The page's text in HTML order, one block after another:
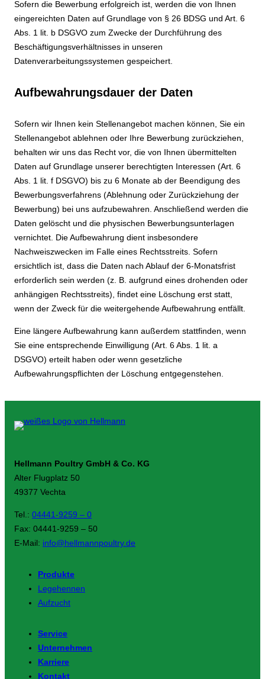
Sofern die Bewerbung erfolgreich ist, werden die von Ihnen
eingereichten Daten auf Grundlage von § 26 BDSG und Art. 6
Abs. 1 lit. b DSGVO zum Zwecke der Durchführung des
Beschäftigungsverhältnisses in unseren
Datenverarbeitungssystemen gespeichert.
Aufbewahrungsdauer der Daten
Sofern wir Ihnen kein Stellenangebot machen können, Sie ein
Stellenangebot ablehnen oder Ihre Bewerbung zurückziehen,
behalten wir uns das Recht vor, die von Ihnen übermittelten
Daten auf Grundlage unserer berechtigten Interessen (Art. 6
Abs. 1 lit. f DSGVO) bis zu 6 Monate ab der Beendigung des
Bewerbungsverfahrens (Ablehnung oder Zurückziehung der
Bewerbung) bei uns aufzubewahren. Anschließend werden die
Daten gelöscht und die physischen Bewerbungsunterlagen
vernichtet. Die Aufbewahrung dient insbesondere
Nachweiszwecken im Falle eines Rechtsstreits. Sofern
ersichtlich ist, dass die Daten nach Ablauf der 6-Monatsfrist
erforderlich sein werden (z. B. aufgrund eines drohenden oder
anhängigen Rechtsstreits), findet eine Löschung erst statt,
wenn der Zweck für die weitergehende Aufbewahrung entfällt.
Eine längere Aufbewahrung kann außerdem stattfinden, wenn
Sie eine entsprechende Einwilligung (Art. 6 Abs. 1 lit. a
DSGVO) erteilt haben oder wenn gesetzliche
Aufbewahrungspflichten der Löschung entgegenstehen.
Hellmann Poultry GmbH & Co. KG
Alter Flugplatz 50
49377 Vechta
Tel.: 04441-9259 – 0
Fax: 04441-9259 – 50
E-Mail: info@hellmannpoultry.de
Produkte
Legehennen
Aufzucht
Service
Unternehmen
Karriere
Kontakt